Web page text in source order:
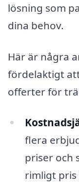
lösning som
dina behov.
Här är några
fördelaktigt
offerter för
flera
priser och
rimligt